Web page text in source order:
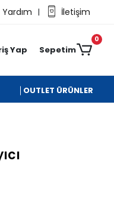
Yardım | İletişim
Yap Sepetim
0
OUTLET ÜRÜNLER